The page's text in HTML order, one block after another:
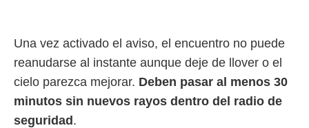
Una vez activado el aviso, el encuentro no puede
reanudarse al instante aunque deje de llover o el
cielo parezca mejorar. Deben pasar al menos 30
minutos sin nuevos rayos dentro del radio de
seguridad .